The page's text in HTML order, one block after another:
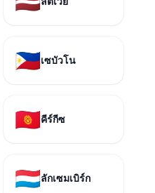
🇵🇭เซบัวโน
🇰🇬คีร์กีซ
🇱🇺ลักเซมเบิร์ก